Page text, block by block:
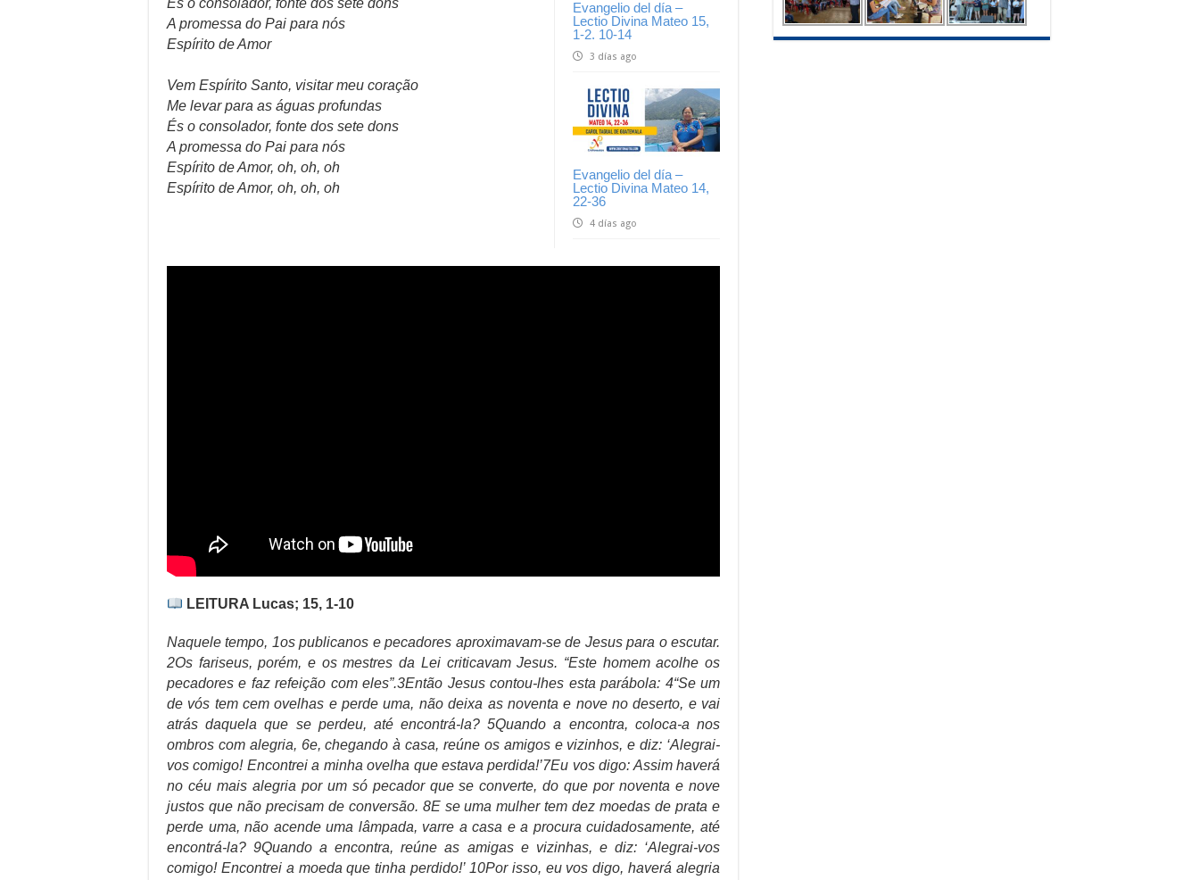
Evangelio del día –
Lectio Divina Mateo 15,
1-2. 10-14
3 días ago
Evangelio del día –
Lectio Divina Mateo 14,
22-36
4 días ago
És o consolador, fonte dos sete dons
A promessa do Pai para nós
Espírito de Amor
Vem Espírito Santo, visitar meu coração
Me levar para as águas profundas
És o consolador, fonte dos sete dons
A promessa do Pai para nós
Espírito de Amor, oh, oh, oh
Espírito de Amor, oh, oh, oh
LEITURA Lucas; 15, 1-10
Naquele tempo, 1os publicanos e pecadores aproximavam-se de Jesus para o escutar.
2Os fariseus, porém, e os mestres da Lei criticavam Jesus. “Este homem acolhe os
pecadores e faz refeição com eles”.3Então Jesus contou-lhes esta parábola: 4“Se um
de vós tem cem ovelhas e perde uma, não deixa as noventa e nove no deserto, e vai
atrás daquela que se perdeu, até encontrá-la? 5Quando a encontra, coloca-a nos
ombros com alegria, 6e, chegando à casa, reúne os amigos e vizinhos, e diz: ‘Alegrai-
vos comigo! Encontrei a minha ovelha que estava perdida!’7Eu vos digo: Assim haverá
no céu mais alegria por um só pecador que se converte, do que por noventa e nove
justos que não precisam de conversão. 8E se uma mulher tem dez moedas de prata e
perde uma, não acende uma lâmpada, varre a casa e a procura cuidadosamente, até
encontrá-la? 9Quando a encontra, reúne as amigas e vizinhas, e diz: ‘Alegrai-vos
comigo! Encontrei a moeda que tinha perdido!’ 10Por isso, eu vos digo, haverá alegria